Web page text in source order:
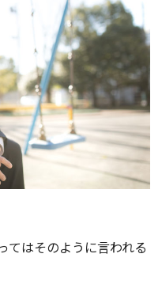
てはそのように言われる